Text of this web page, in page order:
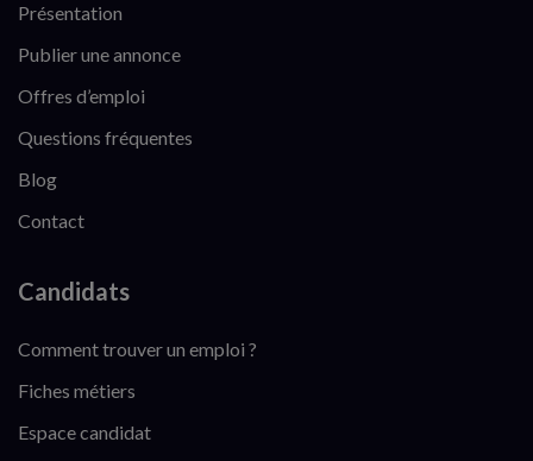
Présentation
Publier une annonce
Offres d’emploi
Questions fréquentes
Blog
Contact
Candidats
Comment trouver un emploi ?
Fiches métiers
Espace candidat